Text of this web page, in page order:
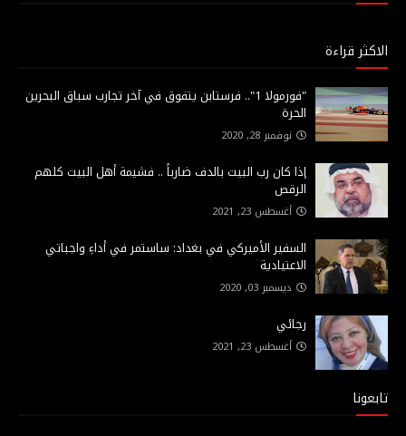
الاكثر قراءة
"فورمولا 1".. فرستابن يتفوق في آخر تجارب سباق البحرين
الحرة
نوفمبر 28, 2020
إذا كان رب البيت بالدف ضارباً .. فشيمة أهل البيت كلهم
الرقص
أغسطس 23, 2021
السفير الأميركي في بغداد: ساستمر في أداءِ واجباتي
الاعتيادية
ديسمبر 03, 2020
رجائي
أغسطس 23, 2021
تابعونا